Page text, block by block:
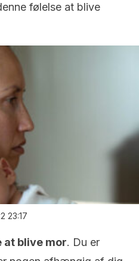
følelse at blive
23:17
at blive mor. Du er